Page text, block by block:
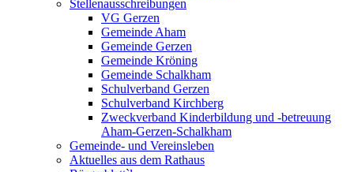
Stellenausschreibungen
VG Gerzen
Gemeinde Aham
Gemeinde Gerzen
Gemeinde Kröning
Gemeinde Schalkham
Schulverband Gerzen
Schulverband Kirchberg
Zweckverband Kinderbildung und -betreuung
Aham-Gerzen-Schalkham
Gemeinde- und Vereinsleben
Aktuelles aus dem Rathaus